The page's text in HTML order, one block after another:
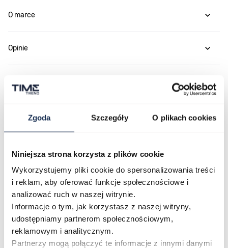
Zgoda Szczegóły O plikach cookies
Niniejsza strona korzysta z plików cookie
Wykorzystujemy pliki cookie do spersonalizowania treści
i reklam, aby oferować funkcje społecznościowe i
analizować ruch w naszej witrynie.
Informacje o tym, jak korzystasz z naszej witryny,
udostępniamy partnerom społecznościowym,
reklamowym i analitycznym.
Partnerzy mogą połączyć te informacje z innymi danymi
O marce
Opinie
Płatność i dostawa
Najczęściej kupowane
Poruszanie się po elementach karuzeli jest możliwe za pomocą
Naciśnij, aby pominąć karuzelę
Naciśnij, aby przejść do nawigacji karuzeli